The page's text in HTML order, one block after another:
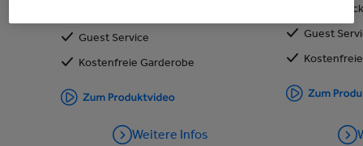
Guest Service
Kostenfreie Garderobe
Weitere Infos
VIP-
Guest